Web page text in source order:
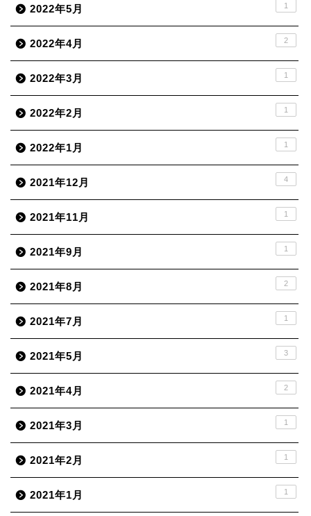
2022年5月 1
2022年4月 2
2022年3月 1
2022年2月 1
2022年1月 1
2021年12月 4
2021年11月 1
2021年9月 1
2021年8月 2
2021年7月 1
2021年5月 3
2021年4月 2
2021年3月 1
2021年2月 1
2021年1月 1